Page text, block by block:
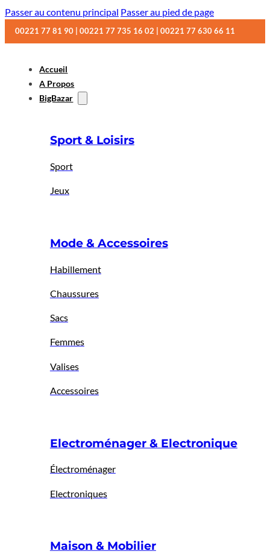
Passer au contenu principal Passer au pied de page
00221 77 81 90 | 00221 77 735 16 02 | 00221 77 630 66 11
Accueil
A Propos
BigBazar
Sport & Loisirs
Sport
Jeux
Mode & Accessoires
Habillement
Chaussures
Sacs
Femmes
Valises
Accessoires
Electroménager & Electronique
Électroménager
Electroniques
Maison & Mobilier